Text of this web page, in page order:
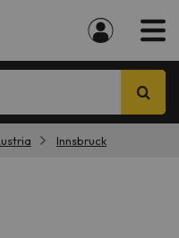
Innsbruck